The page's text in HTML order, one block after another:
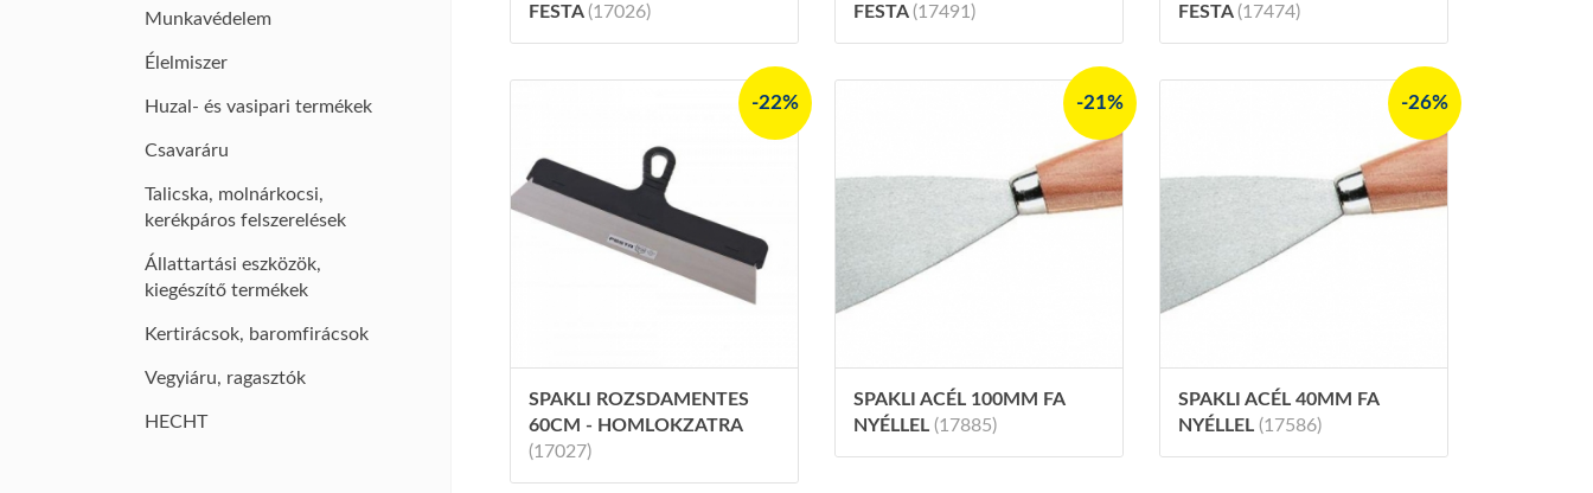
Munkavédelem
Élelmiszer
Huzal- és vasipari termékek
Csavaráru
Talicska, molnárkocsi,
kerékpáros felszerelések
Állattartási eszközök,
kiegészítő termékek
Kertirácsok, baromfirácsok
Vegyiáru, ragasztók
HECHT
FESTA(17026)
FESTA(17491)
FESTA(17474)
-22%
SPAKLI ROZSDAMENTES
60CM - HOMLOKZATRA
(17027)
-21%
SPAKLI ACÉL 100MM FA
NYÉLLEL (17885)
-26%
SPAKLI ACÉL 40MM FA
NYÉLLEL (17586)